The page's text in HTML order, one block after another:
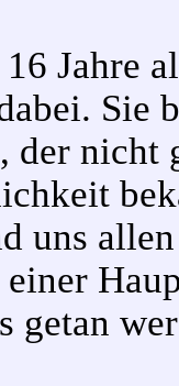
Jahre
Sie
der nicht
uns
getan